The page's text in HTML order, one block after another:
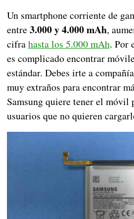
Un smartphone corriente de
entre 3.000 y 4.000 mAh,
cifrahasta los 5.000 mAh. Por
es complicado encontrar
estándar. Debes irte a
muy extraños para encontrar
Samsung quiere tener el móvil
usuarios que no quieren